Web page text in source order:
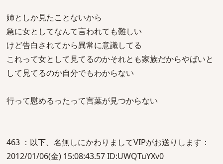
姉としか見たことないから
急に女としてなんて言われても難しい
けど告白されてから異常に意識してる
これって女として見てるのかそれとも家族だからやばいと
して見てるのか自分でもわからない
行って慰めるったって言葉が見つからない
463 ：以下、名無しにかわりましてVIPがお送りします：
2012/01/06(金) 15:08:43.57 ID:UWQTuYXv0